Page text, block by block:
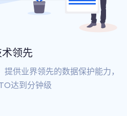
领先
供业界领先的数据保护能力，
达到分钟级